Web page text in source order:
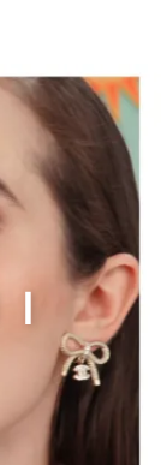
الخطوة 4